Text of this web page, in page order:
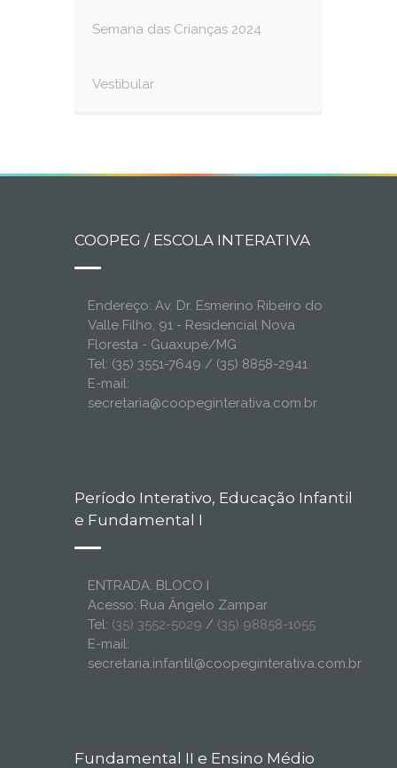
Semana das Crianças 2024
Vestibular
COOPEG / ESCOLA INTERATIVA
Endereço: Av. Dr. Esmerino Ribeiro do
Valle Filho, 91 - Residencial Nova
Floresta - Guaxupé/MG
Tel: (35) 3551-7649 / (35) 8858-2941
E-mail:
secretaria@coopeginterativa.com.br
Período Interativo, Educação Infantil
e Fundamental I
ENTRADA: BLOCO I
Acesso: Rua Ângelo Zampar
Tel: (35) 3552-5029 / (35) 98858-1055
E-mail:
secretaria.infantil@coopeginterativa.com.br
Fundamental II e Ensino Médio